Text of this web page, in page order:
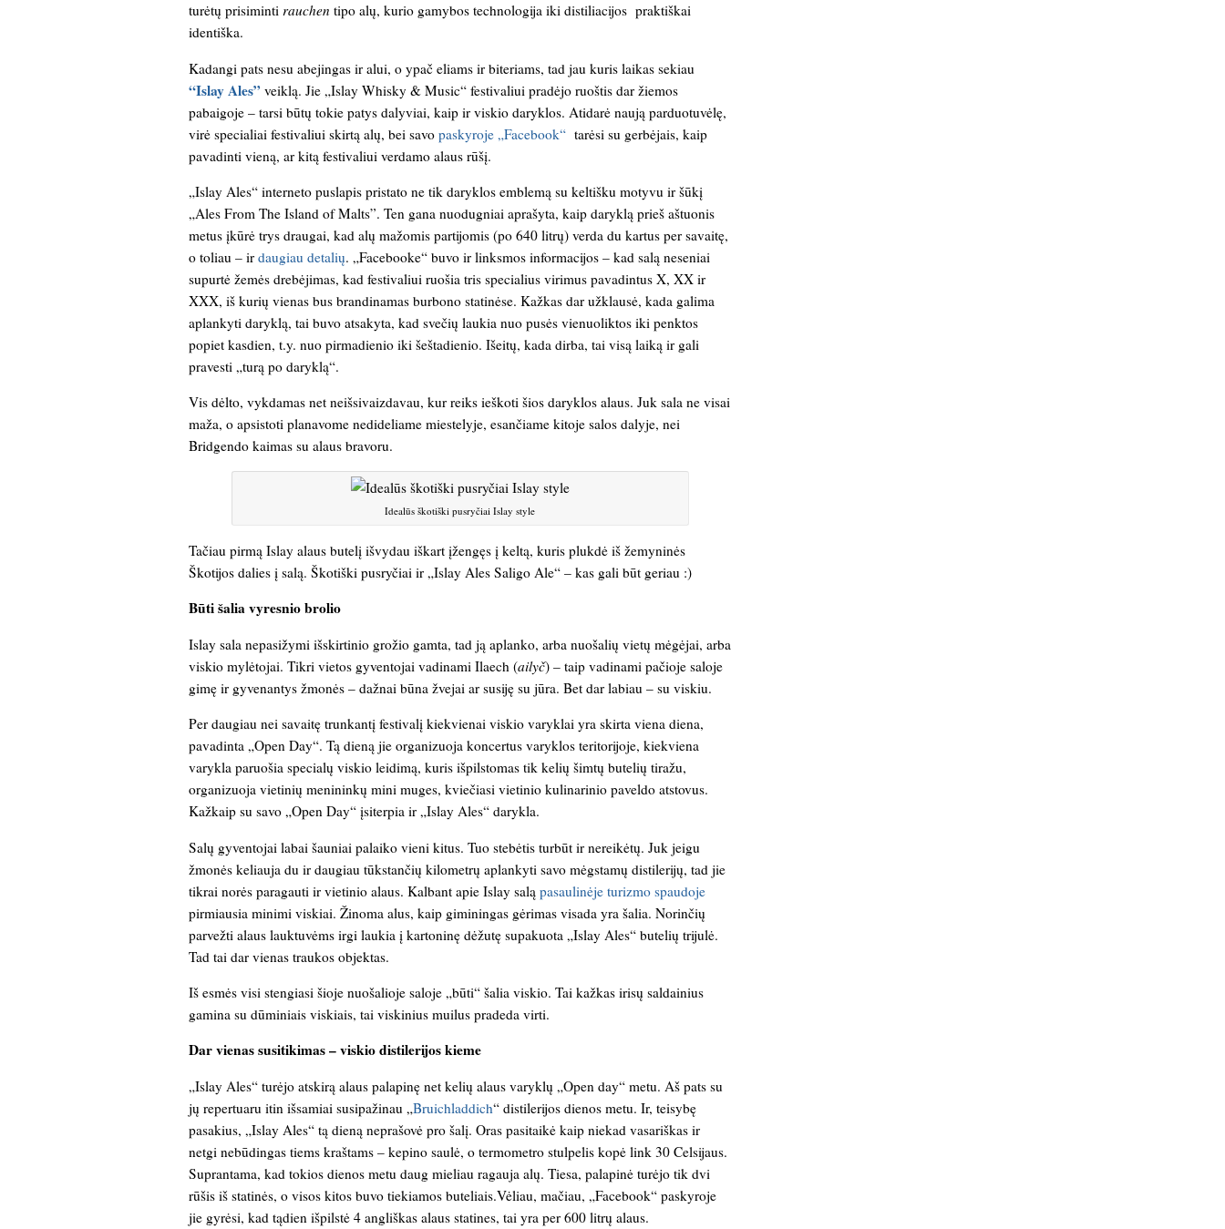
turėtų prisiminti rauchen tipo alų, kurio gamybos technologija iki distiliacijos praktiškai
identiška.
Kadangi pats nesu abejingas ir alui, o ypač eliams ir biteriams, tad jau kuris laikas sekiau
“Islay Ales” veiklą. Jie „Islay Whisky & Music“ festivaliui pradėjo ruoštis dar žiemos
pabaigoje – tarsi būtų tokie patys dalyviai, kaip ir viskio daryklos. Atidarė naują parduotuvėlę,
virė specialiai festivaliui skirtą alų, bei savo paskyroje „Facebook“ tarėsi su gerbėjais, kaip
pavadinti vieną, ar kitą festivaliui verdamo alaus rūšį.
„Islay Ales“ interneto puslapis pristato ne tik daryklos emblemą su keltišku motyvu ir šūkį
„Ales From The Island of Malts”. Ten gana nuodugniai aprašyta, kaip daryklą prieš aštuonis
metus įkūrė trys draugai, kad alų mažomis partijomis (po 640 litrų) verda du kartus per savaitę,
o toliau – ir daugiau detalių. „Facebooke“ buvo ir linksmos informacijos – kad salą neseniai
supurtė žemės drebėjimas, kad festivaliui ruošia tris specialius virimus pavadintus X, XX ir
XXX, iš kurių vienas bus brandinamas burbono statinėse. Kažkas dar užklausė, kada galima
aplankyti daryklą, tai buvo atsakyta, kad svečių laukia nuo pusės vienuoliktos iki penktos
popiet kasdien, t.y. nuo pirmadienio iki šeštadienio. Išeitų, kada dirba, tai visą laiką ir gali
pravesti „turą po daryklą“.
Vis dėlto, vykdamas net neišsivaizdavau, kur reiks ieškoti šios daryklos alaus. Juk sala ne visai
maža, o apsistoti planavome nedideliame miestelyje, esančiame kitoje salos dalyje, nei
Bridgendo kaimas su alaus bravoru.
Idealūs škotiški pusryčiai Islay style
Tačiau pirmą Islay alaus butelį išvydau iškart įžengęs į keltą, kuris plukdė iš žemyninės
Škotijos dalies į salą. Škotiški pusryčiai ir „Islay Ales Saligo Ale“ – kas gali būt geriau :)
Būti šalia vyresnio brolio
Islay sala nepasižymi išskirtinio grožio gamta, tad ją aplanko, arba nuošalių vietų mėgėjai, arba
viskio mylėtojai. Tikri vietos gyventojai vadinami Ilaech (ailyč) – taip vadinami pačioje saloje
gimę ir gyvenantys žmonės – dažnai būna žvejai ar susiję su jūra. Bet dar labiau – su viskiu.
Per daugiau nei savaitę trunkantį festivalį kiekvienai viskio varyklai yra skirta viena diena,
pavadinta „Open Day“. Tą dieną jie organizuoja koncertus varyklos teritorijoje, kiekviena
varykla paruošia specialų viskio leidimą, kuris išpilstomas tik kelių šimtų butelių tiražu,
organizuoja vietinių menininkų mini muges, kviečiasi vietinio kulinarinio paveldo atstovus.
Kažkaip su savo „Open Day“ įsiterpia ir „Islay Ales“ darykla.
Salų gyventojai labai šauniai palaiko vieni kitus. Tuo stebėtis turbūt ir nereikėtų. Juk jeigu
žmonės keliauja du ir daugiau tūkstančių kilometrų aplankyti savo mėgstamų distilerijų, tad jie
tikrai norės paragauti ir vietinio alaus. Kalbant apie Islay salą pasaulinėje turizmo spaudoje
pirmiausia minimi viskiai. Žinoma alus, kaip giminingas gėrimas visada yra šalia. Norinčių
parvežti alaus lauktuvėms irgi laukia į kartoninę dėžutę supakuota „Islay Ales“ butelių trijulė.
Tad tai dar vienas traukos objektas.
Iš esmės visi stengiasi šioje nuošalioje saloje „būti“ šalia viskio. Tai kažkas irisų saldainius
gamina su dūminiais viskiais, tai viskinius muilus pradeda virti.
Dar vienas susitikimas – viskio distilerijos kieme
„Islay Ales“ turėjo atskirą alaus palapinę net kelių alaus varyklų „Open day“ metu. Aš pats su
jų repertuaru itin išsamiai susipažinau „Bruichladdich“ distilerijos dienos metu. Ir, teisybę
pasakius, „Islay Ales“ tą dieną neprašovė pro šalį. Oras pasitaikė kaip niekad vasariškas ir
netgi nebūdingas tiems kraštams – kepino saulė, o termometro stulpelis kopė link 30 Celsijaus.
Suprantama, kad tokios dienos metu daug mieliau ragauja alų. Tiesa, palapinė turėjo tik dvi
rūšis iš statinės, o visos kitos buvo tiekiamos buteliais.Vėliau, mačiau, „Facebook“ paskyroje
jie gyrėsi, kad tądien išpilstė 4 angliškas alaus statines, tai yra per 600 litrų alaus.